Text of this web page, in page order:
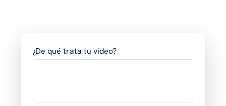
¿De qué trata tu vídeo?